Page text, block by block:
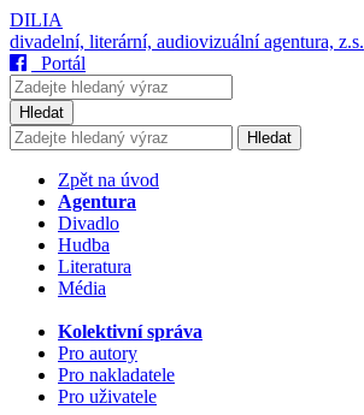
DILIA
divadelní, literární, audiovizuální agentura, z.s.
Portál
Hledat
Hledat
Zpět na úvod
Agentura
Divadlo
Hudba
Literatura
Média
Kolektivní správa
Pro autory
Pro nakladatele
Pro uživatele